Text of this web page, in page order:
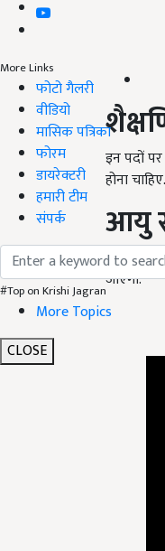
More Links
फोटो गैलरी
वीडियो
मासिक पत्रिका
फोरम
डायरेक्टरी
हमारी टीम
संपर्क
#Top on Krishi Jagran
More Topics
CLOSE
इन पदों
होना
आयु
इन पदों के
जाएगी.